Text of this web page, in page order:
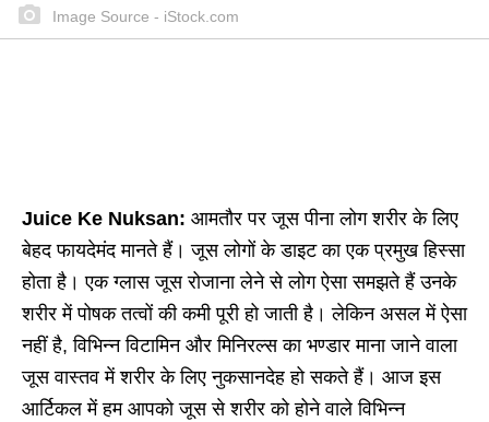
Image Source - iStock.com
Juice Ke Nuksan: आमतौर पर जूस पीना लोग शरीर के लिए
बेहद फायदेमंद मानते हैं। जूस लोगों के डाइट का एक प्रमुख हिस्सा
होता है। एक ग्लास जूस रोजाना लेने से लोग ऐसा समझते हैं उनके
शरीर में पोषक तत्वों की कमी पूरी हो जाती है। लेकिन असल में ऐसा
नहीं है, विभिन्न विटामिन और मिनिरल्स का भण्डार माना जाने वाला
जूस वास्तव में शरीर के लिए नुकसानदेह हो सकते हैं। आज इस
आर्टिकल में हम आपको जूस से शरीर को होने वाले विभिन्न